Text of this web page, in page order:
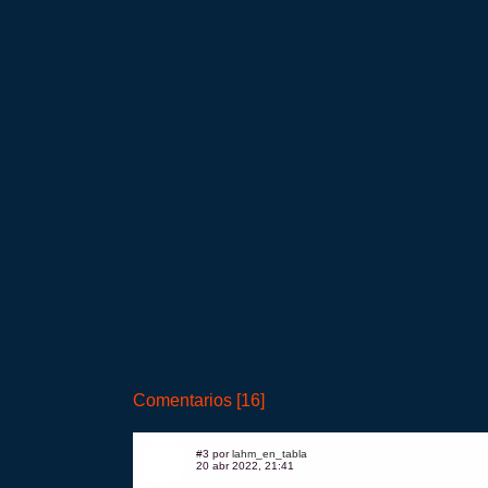
Comentarios [16]
#3 porlahm_en_tabla
20 abr 2022, 21:41